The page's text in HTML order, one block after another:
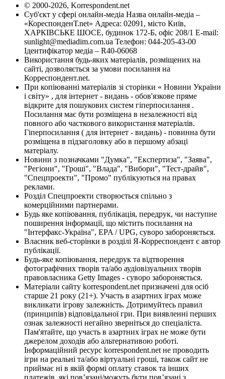
© 2000-2026, Korrespondent.net
Суб'єкт у сфері онлайн-медіа Назва онлайн-медіа –
«КореспонденТ.net» Адреса: 02091, місто Київ,
ХАРКІВСЬКЕ ШОСЕ, будинок 172-Б, офіс 208/1 E-mail:
sunlight@mediadim.com.ua Телефон: 044-205-43-00
Ідентифікатор медіа – R40-06068
Використання будь-яких матеріалів, розміщених на
сайті, дозволяється за умови посилання на
Корреспондент.net.
При копіюванні матеріалів зі сторінки « Новини України
і світу» , для інтернет - видань - обов'язкове пряме
відкрите для пошукових систем гіперпосилання .
Посилання має бути розміщена в незалежності від
повного або часткового використання матеріалів.
Гіперпосилання ( для інтернет - видань) - повинна бути
розміщена в підзаголовку або в першому абзаці
матеріалу.
Новини з позначками "Думка", "Експертиза", "Заява",
"Регіони", "Гроші", "Влада", "Вибори", "Тест-драйв",
"Спецпроекти", "Промо" публікуються на правах
реклами.
Розділ Спецпроекти створюється спільно з
комерційними партнерами.
Будь яке копіювання, публікація, передрук, чи наступне
поширення інформації, що містить посилання на
"Інтерфакс-Україна", EPA / UPG, суворо забороняється.
Власник веб-сторінки в розділі Я-Корреспондент є автор
публікації.
Будь-яке копіювання, передрук та відтворення
фотографічних творів та/або аудіовізуальних творів
правовласника Getty Images - суворо забороняється.
Матеріали сайту korrespondent.net призначені для осіб
старше 21 року (21+). Участь в азартних іграх може
викликати ігрову залежність. Дотримуйтесь правил
(принципів) відповідальної гри. При виявленні перших
ознак залежності негайно зверніться до спеціаліста.
Пам'ятайте, що участь в азартних іграх не може бути
джерелом доходів або альтернативою роботі.
Інформаційний ресурс korrespondent.net не проводить
ігри на реальні та/або віртуальні гроші, також сайт не
приймає ні в якій формі оплату ставок та інших
платежів, які пов’язані/можуть бути пов’язані з